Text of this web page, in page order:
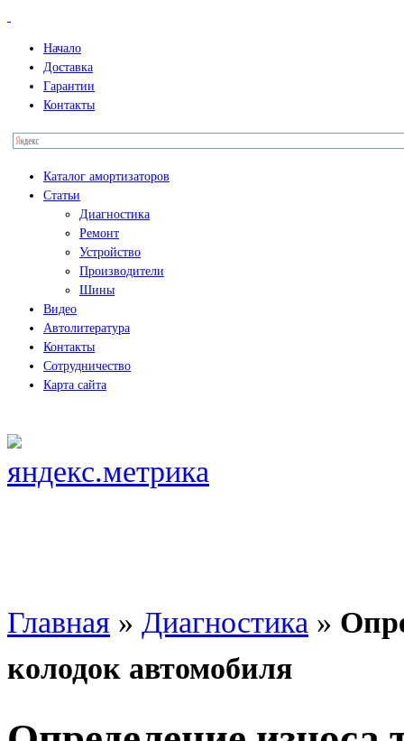
Начало
Доставка
Гарантии
Контакты
Каталог амортизаторов
Статьи
Диагностика
Ремонт
Устройство
Производители
Шины
Видео
Автолитература
Контакты
Сотрудничество
Карта сайта
Главная » Диагностика »
колодок автомобиля